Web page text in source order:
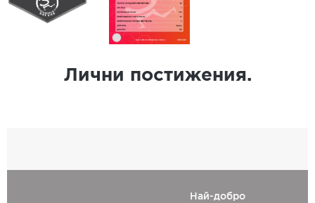
Лични постижения.
Най-добро